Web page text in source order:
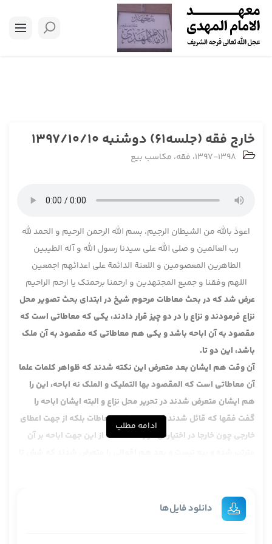
خارج فقه (جلسه61) دوشنبه 1397/10/10
1397-1398، فقه، مکاسب بیع
اعوذ بالله من الشیطان الرجیم، بسم الله الرحمن الرحیم و الحمد لله
رب العالمین و صلی الله علی سیدنا رسول الله و آله الطیبین
الطاهرین المعصومین و اللعنة الدائمة علی اعدائهم اجمعین
اللهم وفقنا و جمیع المجتهدین و ارحمنا برحمتک یا ارحم الراحیم
عرض شد که در بحث معاطات مرحوم شیخ در ابتدای بحث تصویر محل
نزاع فرمودند و نزاع را در دو چیز قرار دادند، یکی که معاطاتی است که
مقصود به آن اباحه باشد و یکی هم معاطاتی که مقصود به آن ملک
باشد، این دو تا.
آن وقت هم ایشان بعد متعرض این نکته شدند که ظواهر کلمات علما
آن معاطاتی است که المقصود بها التملیک و الملک نه اباحه، این را
هم ایشان متعرض شدند در تحریر محل نزاع و البته ایشان اباحه را
گفت فقها که قائل شدند از جهت نه خود معاطات بلکه از جهت اعطای
خارجی چون خارجا در اختیارش قرار داده است از این جهت اباحه بر آن
انشائی است که مشتمل بر لفظ نیست، قصد بیع شده لکن چون لفظ
نیست بیع واقع نمی شود، اباحه تصرف به خاطر عمل خارجی است، مثلا
ادامه مطلب
دانلود فایل‌ها